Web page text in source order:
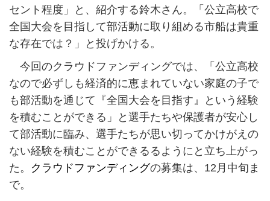
セント程度」と、紹介する鈴木さん。「公立高校で
全国大会を目指して部活動に取り組める市船は貴重
な存在では？」と投げかける。
今回のクラウドファンディングでは、「公立高校
なので必ずしも経済的に恵まれていない家庭の子で
も部活動を通じて『全国大会を目指す』という経験
を積むことができる」と選手たちや保護者が安心し
て部活動に臨み、選手たちが思い切ってかけがえの
ない経験を積むことができるるようにと立ち上がっ
た。 クラウドファンディングの募集は、12月中旬ま
で。